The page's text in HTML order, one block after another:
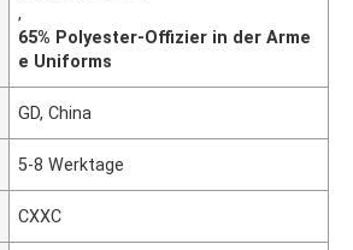
,
65% Polyester-Offizier in der Arme
e Uniforms
GD, China
5-8 Werktage
CXXC